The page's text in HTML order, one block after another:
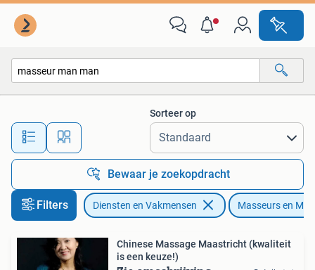
Alle afstanden…
Sorteer op
Bewaar je zoekopdracht
Filters Diensten en Vakmensen Masseurs en
Chinese Massage Maastricht (kwaliteit
is een keuze!)